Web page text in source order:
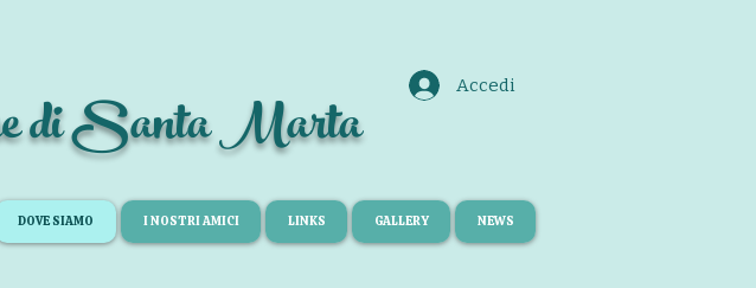
di Santa Marta Accedi
DOVE SIAMO I NOSTRI AMICI LINKS GALLERY NEWS